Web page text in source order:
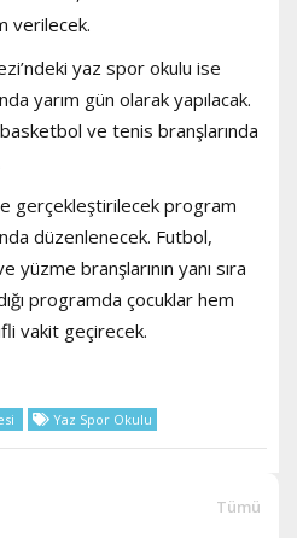
verilecek.
yaz spor okulu ise
yarım gün olarak yapılacak.
ve tenis branşlarında
gerçekleştirilecek program
düzenlenecek. Futbol,
branşlarının yanı sıra
programda çocuklar hem
vakit geçirecek.
Yaz Spor Okulu
Tümü